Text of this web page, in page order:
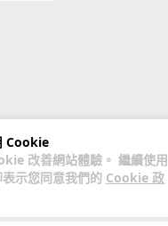
Cookie
改善網站體驗。 繼續使用
示您同意我們的 Cookie 政